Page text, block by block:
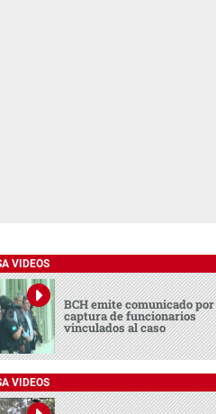
VIDEOS
BCH emite comunicado por
captura de funcionarios
vinculados al caso
VIDEOS